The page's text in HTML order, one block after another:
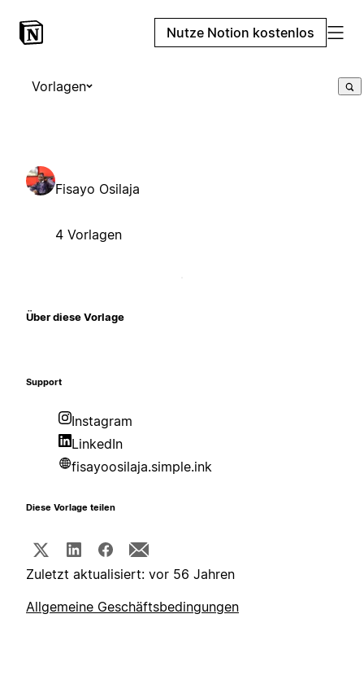
Nutze Notion kostenlos
Vorlagen
Fisayo Osilaja
4 Vorlagen
Über diese Vorlage
Support
Instagram
LinkedIn
fisayoosilaja.simple.ink
Diese Vorlage teilen
Zuletzt aktualisiert: vor 56 Jahren
Allgemeine Geschäftsbedingungen